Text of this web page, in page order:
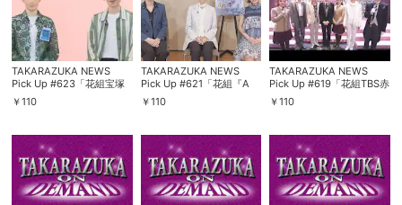
定額見放題解約
定額見放題コンテンツの解約はこちらから
可能です。
ログアウト
TAKARAZUKA NEWS
Pick Up #623「花組宝塚
大劇場公演『A Fairy Tale
－青い薔薇の精－』『シャ
2019年8月より～
￥110
TAKARAZUKA NEWS
Pick Up #621「花組『A
Fairy Tale －青い薔薇の精
－』『シャルム！』インタ
～
￥110
TAKARAZUKA NEWS
Pick Up #619「花組TBS赤
坂ACTシアター公演『花よ
り男子』突撃レポート」～
￥110